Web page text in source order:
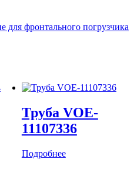
для фронтального погрузчика
Труба VOE-
11107336
Подробнее